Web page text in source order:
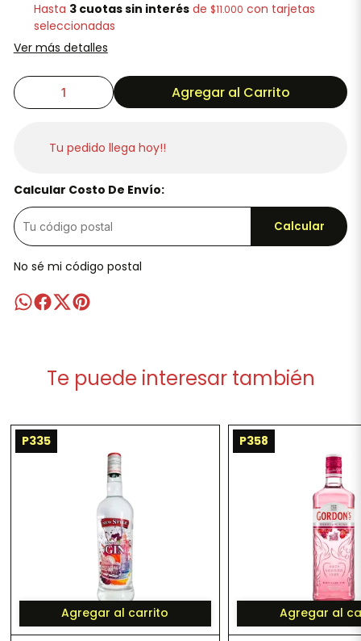
Hasta 3 cuotas sin interés de $11.000 con tarjetas
seleccionadas
Ver más detalles
Agregar al Carrito
Tu pedido llega hoy!!
Calcular Costo De Envío:
Calcular
No sé mi código postal
Te puede interesar también
P335
Agregar al carrito
P358
Agregar al